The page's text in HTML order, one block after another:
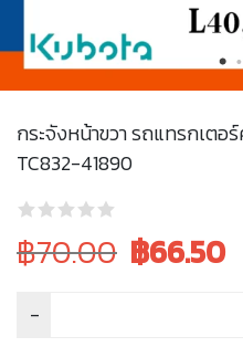
กระจังหน้าขวา รถแทรกเตอ
TC832-41890
Original
price
was:
฿70.00 Current
฿66.50